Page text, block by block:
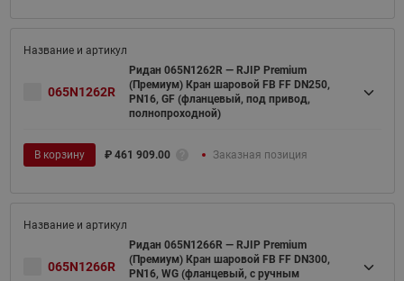
065N1262R
Ридан 065N1262R — RJIP Premium
(Премиум) Кран шаровой FB FF DN250,
PN16, GF (фланцевый, под привод,
полнопроходной)
В корзину ₽ 461 909.00 Заказная позиция
065N1266R
Ридан 065N1266R — RJIP Premium
(Премиум) Кран шаровой FB FF DN300,
PN16, WG (фланцевый, с ручным